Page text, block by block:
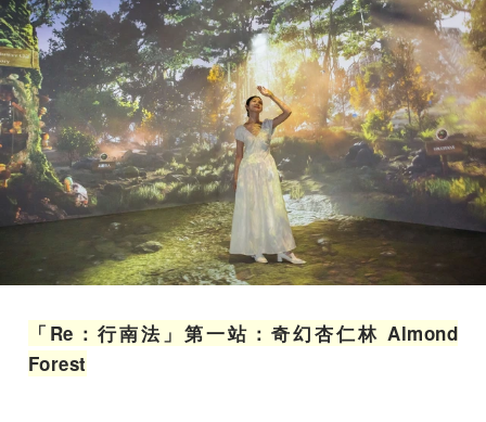
「Re：行南法」第一站：奇幻杏仁林 Almond
Forest